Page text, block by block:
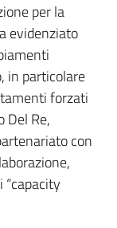
per la
evidenziato
in particolare
forzati
Del Re,
con
“capacity